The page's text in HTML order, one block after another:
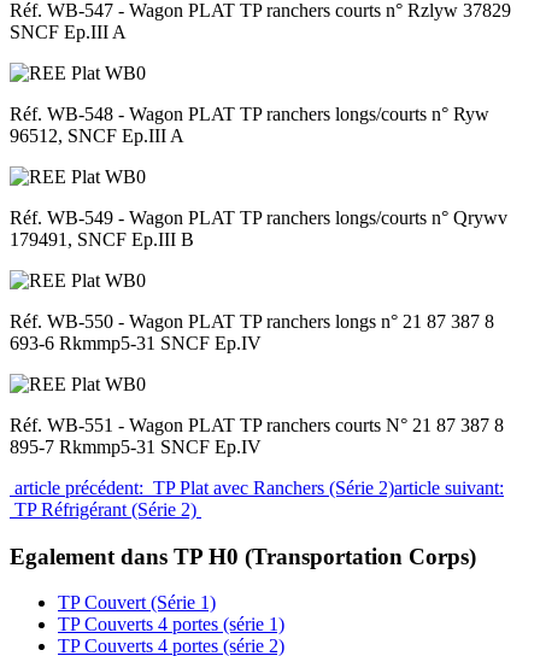
Réf. WB-547 - Wagon PLAT TP ranchers courts n° Rzlyw 37829
SNCF Ep.III A
Réf. WB-548 - Wagon PLAT TP ranchers longs/courts n° Ryw
96512, SNCF Ep.III A
Réf. WB-549 - Wagon PLAT TP ranchers longs/courts n° Qrywv
179491, SNCF Ep.III B
Réf. WB-550 - Wagon PLAT TP ranchers longs n° 21 87 387 8
693-6 Rkmmp5-31 SNCF Ep.IV
Réf. WB-551 - Wagon PLAT TP ranchers courts N° 21 87 387 8
895-7 Rkmmp5-31 SNCF Ep.IV
article précédent: TP Plat avec Ranchers (Série 2)article suivant:
TP Réfrigérant (Série 2)
Egalement dans TP H0 (Transportation Corps)
TP Couvert (Série 1)
TP Couverts 4 portes (série 1)
TP Couverts 4 portes (série 2)